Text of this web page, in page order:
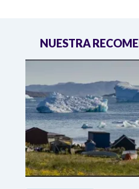
NUESTRA